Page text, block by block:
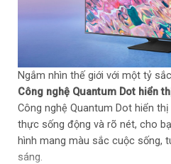
Các ứng dụng sẵn có
Hỗ trợ điều khiển thông minh
Điều khiển tivi bằng điện thoại
Ngắm nhìn thế giới với một tỷ
Công nghệ Quantum Dot hiển
Công nghệ Quantum Dot hiển
thực sống động và rõ nét, cho
hình mang màu sắc cuộc sống,
sáng.